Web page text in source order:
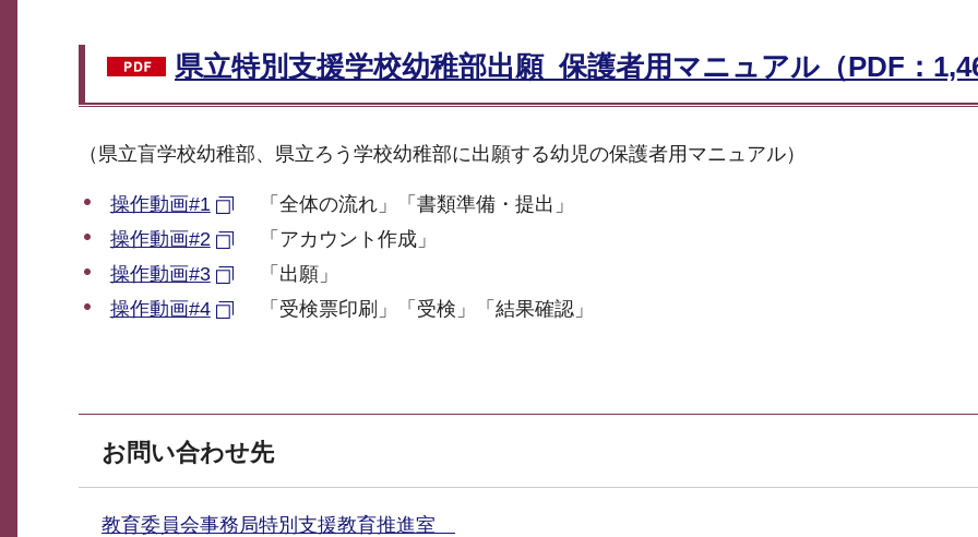
県立特別支援学校幼稚部出願_保護者用マニュアル（PDF：
（県立盲学校幼稚部、県立ろう学校幼稚部に出願する幼児の保護者用マニュアル）
操作動画#1
「全体の流れ」「書類準備・提出」
操作動画#2
「アカウント作成」
操作動画#3
「出願」
操作動画#4
「受検票印刷」「受検」「結果確認」
お問い合わせ先
教育委員会事務局特別支援教育推進室